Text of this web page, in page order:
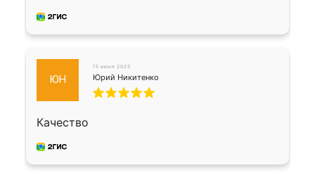
ЮН
15 июня 2025
Юрий Никитенко
Качество